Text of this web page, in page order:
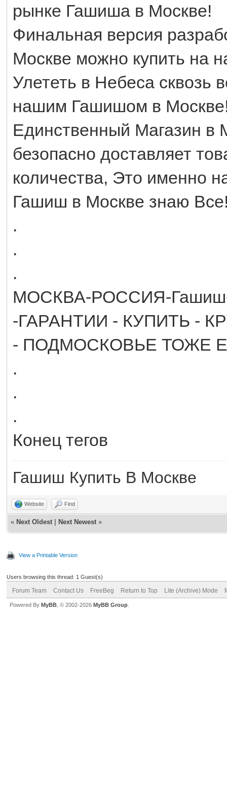
рынке Гашиша в Москве!
Финальная версия
Москве можно купить на
Улететь в Небеса сквозь
нашим Гашишом в
Единственный Магазин в
безопасно доставляет
количества, Это именно
Гашиш в Москве знаю
.
.
.
МОСКВА-РОССИЯ-
-ГАРАНТИИ - КУПИТЬ -
- ПОДМОСКОВЬЕ ТОЖЕ
.
.
.
Конец тегов
Гашиш Купить В Москве
Website Find
« Next Oldest Next Newest »
View a Printable Version
Users browsing this thread: 1 Guest(s)
Forum Team Contact Us FreeBeg Return to Top Lite (Archive) Mode
Powered By MyBB , © 2002-2026 MyBB Group